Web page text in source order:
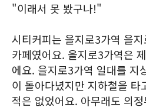
"이래서 못 봤구나!"
시티커피는 을지로3가역 을
카페였어요. 을지로3가역은
에요. 을지로3가역 일대를 지
이 돌아다녔지만 지하철을
적은 없었어요. 아무래도 의